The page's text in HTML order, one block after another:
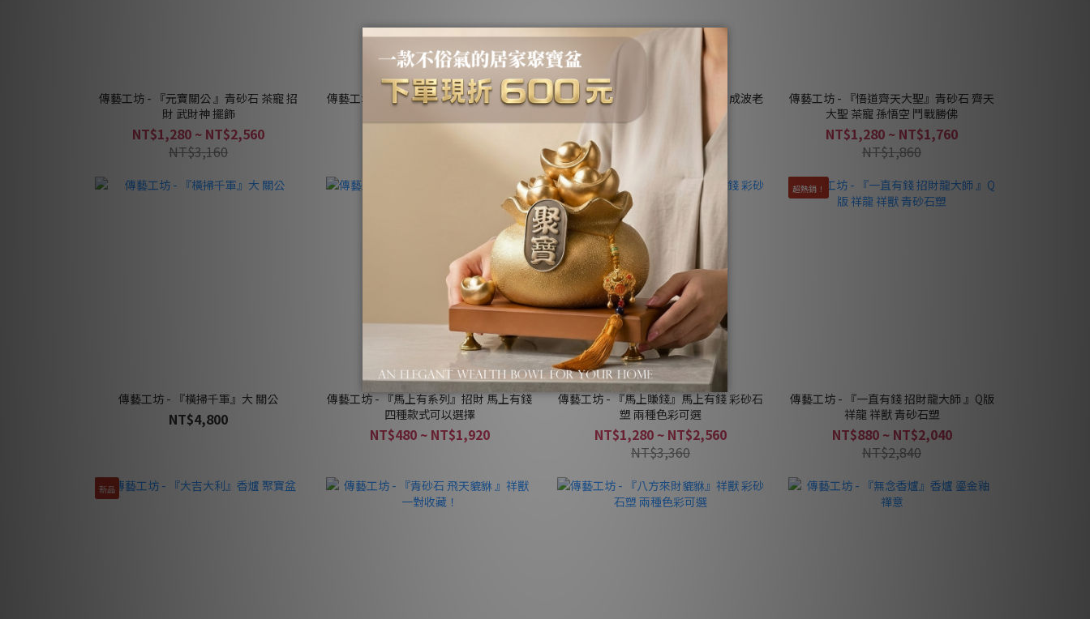
傳藝工坊 - 『元寶關公 』青砂石 茶寵 招
財 武財神 擺飾
NT$1,280 ~ NT$2,560
NT$3,160
傳藝工坊 - 『招財小虎爺』虎爺將軍 好野
傳藝工坊 - 『慈悲大願』地藏菩薩 成波老
師作品 地藏王
傳藝工坊 - 『悟道齊天大聖』青砂石 齊天
大聖 茶寵 孫悟空 鬥戰勝佛
NT$1,280 ~ NT$1,760
NT$1,860
傳藝工坊 - 『橫掃千軍』大 關公
NT$4,800
傳藝工坊 - 『馬上有系列』招財 馬上有錢
四種款式可以選擇
NT$480 ~ NT$1,920
傳藝工坊 - 『馬上賺錢』馬上有錢 彩砂石
塑 兩種色彩可選
NT$1,280 ~ NT$2,560
NT$3,360
超熱銷！
傳藝工坊 - 『一直有錢 招財龍大師 』Q版
祥龍 祥獸 青砂石塑
NT$880 ~ NT$2,040
NT$2,840
新品